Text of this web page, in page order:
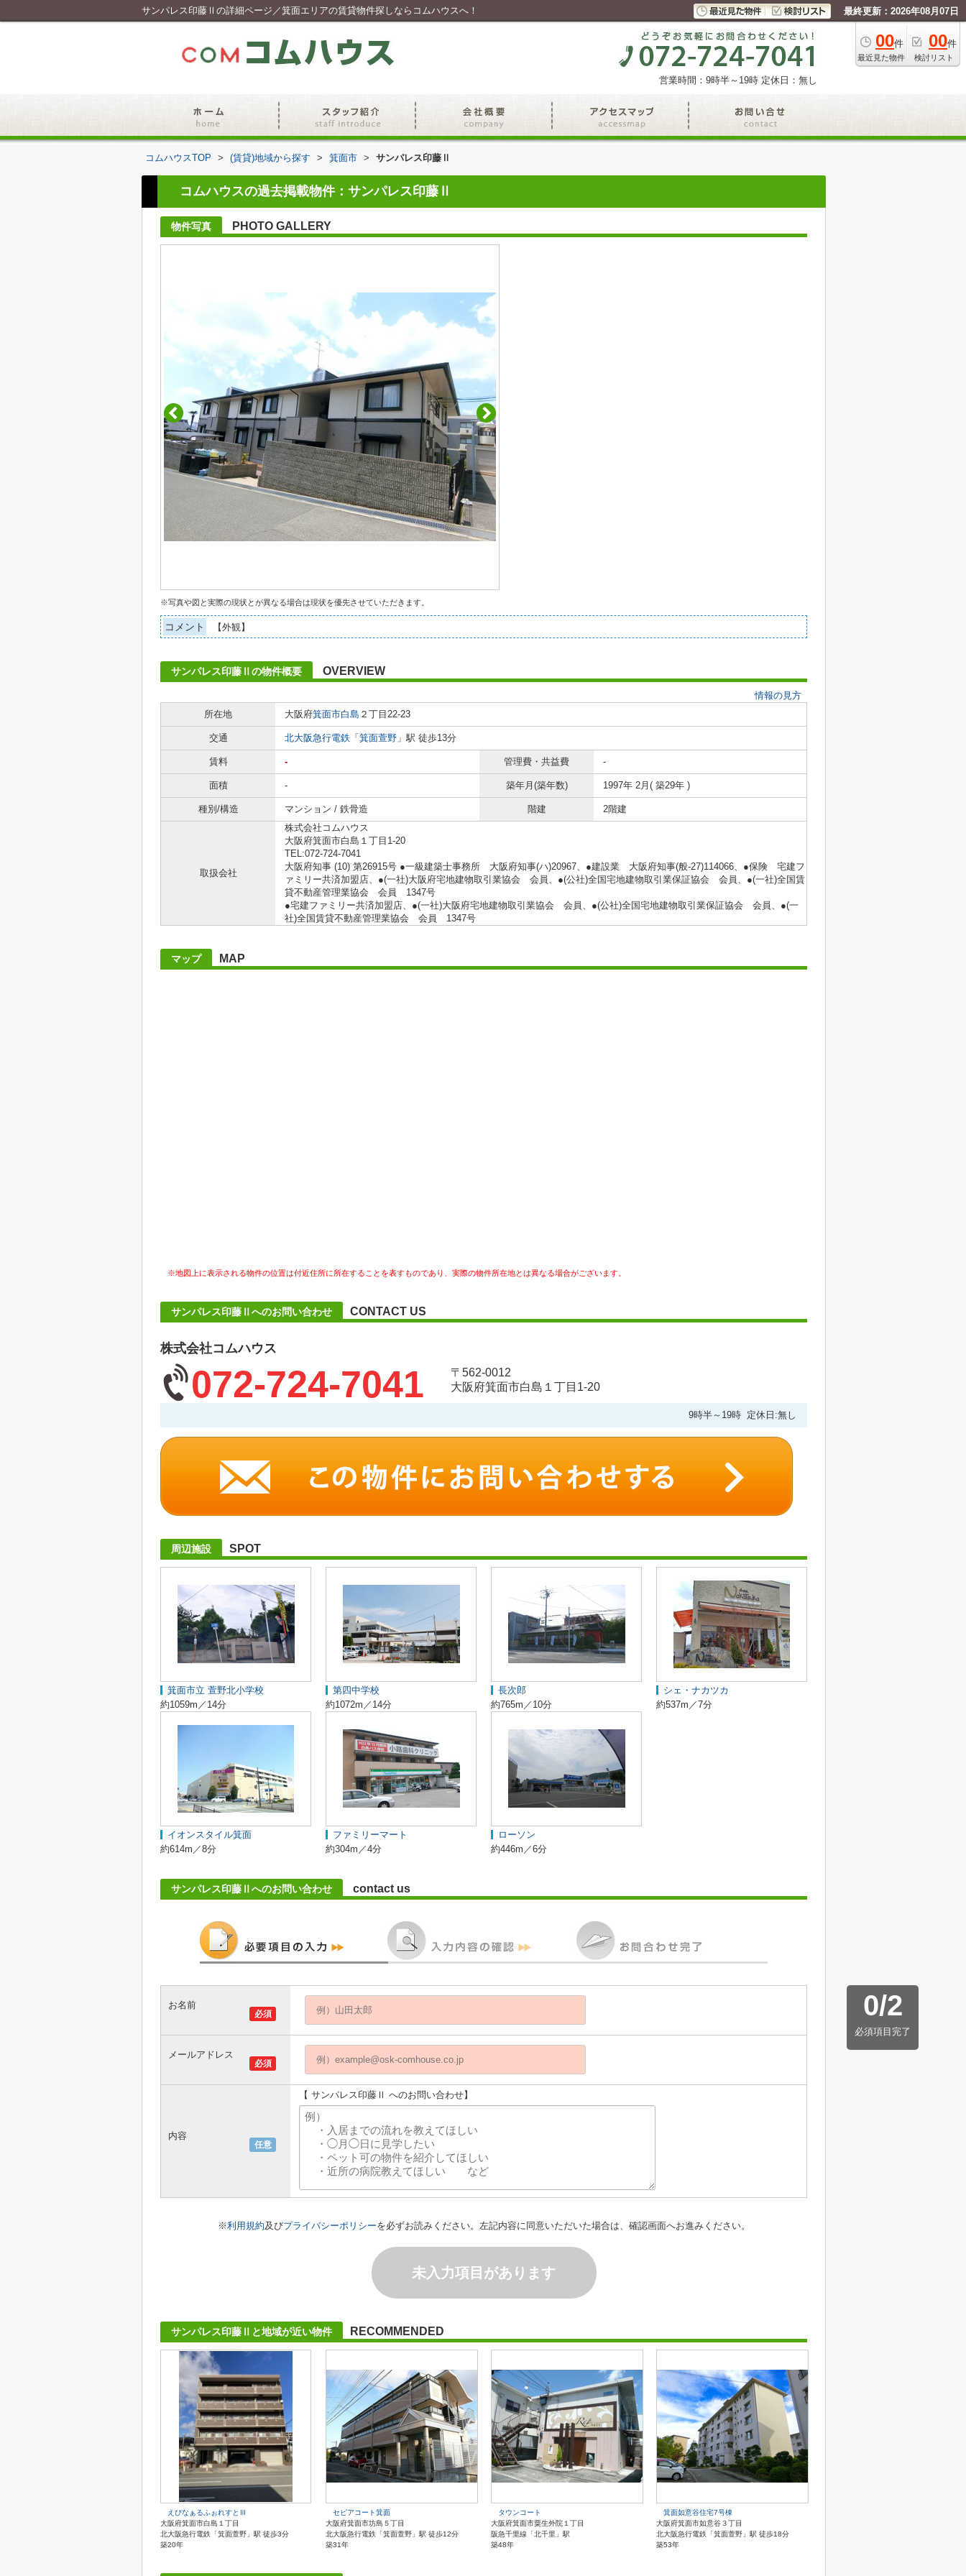
サンパレス印藤Ⅱの詳細ページ／箕面エリアの賃貸物件探しならコムハウスへ！ 最終更新：2026年08月07日
00件
最近見た物件
00件
検討リスト
営業時間：9時半～19時 定休日：無し
コムハウスTOP > (賃貸)地域から探す > 箕面市 > サンパレス印藤Ⅱ
コムハウスの過去掲載物件：サンパレス印藤Ⅱ
物件写真 PHOTO GALLERY
※写真や図と実際の現状とが異なる場合は現状を優先させていただきます。
コメント 【外観】
サンパレス印藤Ⅱの物件概要 OVERVIEW
情報の見方
所在地
大阪府箕面市白島 ２丁目22-23
交通 北大阪急行電鉄 「 箕面萱野 」駅 徒歩13分
賃料 - 管理費・共益費 -
面積 - 築年月(築年数) 1997年 2月( 築29年 )
種別/構造 マンション / 鉄骨造 階建 2階建
取扱会社
株式会社コムハウス
大阪府箕面市白島１丁目1-20
TEL:072-724-7041
大阪府知事 (10) 第26915号 ●一級建築士事務所 大阪府知事(ハ)20967、●建設業 大阪府知事(般‐27)114066、●保険 宅建フ
ァミリー共済加盟店、●(一社)大阪府宅地建物取引業協会 会員、●(公社)全国宅地建物取引業保証協会 会員、●(一社)全国賃
貸不動産管理業協会 会員 1347号
●宅建ファミリー共済加盟店、●(一社)大阪府宅地建物取引業協会 会員、●(公社)全国宅地建物取引業保証協会 会員、●(一
社)全国賃貸不動産管理業協会 会員 1347号
マップ MAP
※地図上に表示される物件の位置は付近住所に所在することを表すものであり、実際の物件所在地とは異なる場合がございます。
サンパレス印藤Ⅱへのお問い合わせ CONTACT US
株式会社コムハウス
072-724-7041
〒562-0012
大阪府箕面市白島１丁目1-20
9時半～19時 定休日:無し
周辺施設 SPOT
箕面市立 萱野北小学校
約1059m／14分
第四中学校
約1072m／14分
長次郎
約765m／10分
シェ・ナカツカ
約537m／7分
イオンスタイル箕面
約614m／8分
ファミリーマート
約304m／4分
ローソン
約446m／6分
サンパレス印藤Ⅱへのお問い合わせ contact us
0/2
必須項目完了
必須
お名前
必須
メールアドレス
任意
内容
【 サンパレス印藤Ⅱ へのお問い合わせ】
※利用規約及びプライバシーポリシーを必ずお読みください。左記内容に同意いただいた場合は、確認画面へお進みください。
未入力項目があります
サンパレス印藤Ⅱと地域が近い物件 RECOMMENDED
えぴなぁるふぉれすとⅢ
大阪府箕面市白島１丁目
北大阪急行電鉄「箕面萱野」駅 徒歩3分
築20年
セピアコート箕面
大阪府箕面市坊島５丁目
北大阪急行電鉄「箕面萱野」駅 徒歩12分
築31年
タウンコート
大阪府箕面市粟生外院１丁目
阪急千里線「北千里」駅
築48年
箕面如意谷住宅7号棟
大阪府箕面市如意谷３丁目
北大阪急行電鉄「箕面萱野」駅 徒歩18分
築53年